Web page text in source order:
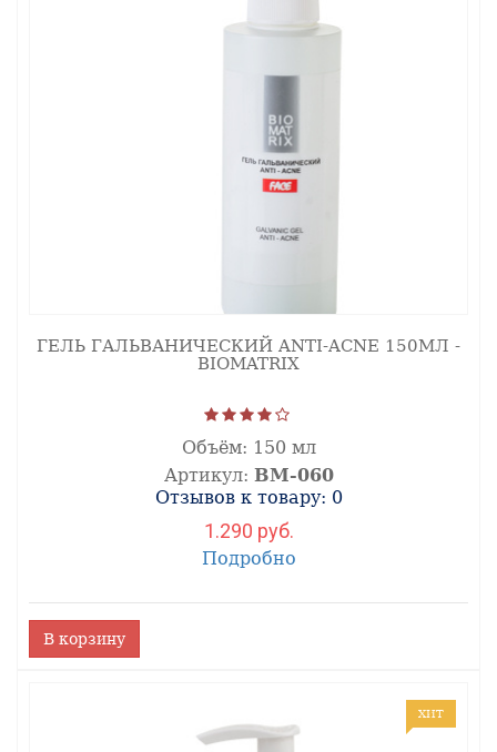
ГЕЛЬ ГАЛЬВАНИЧЕСКИЙ ANTI-ACNE 150МЛ -
BIOMATRIX
Объём: 150 мл
Артикул: ВМ-060
Отзывов к товару: 0
1.290 руб.
Подробно
В корзину
ХИТ